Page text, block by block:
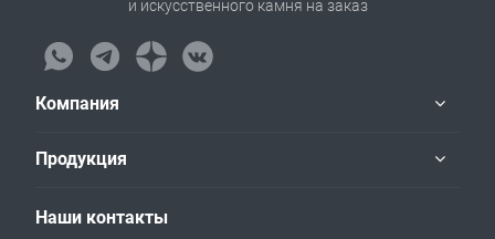
и искусственного камня на заказ
Компания
Продукция
Наши контакты